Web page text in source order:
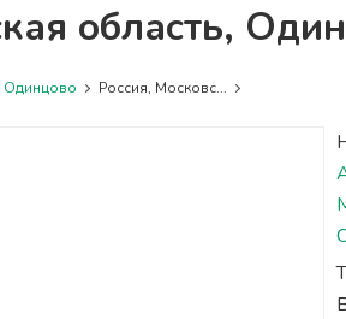
область,
Одинцово Россия, Московс...